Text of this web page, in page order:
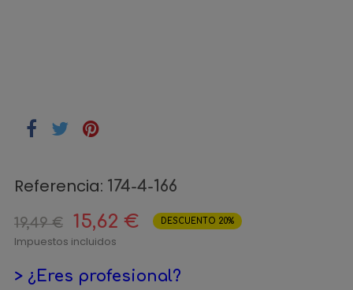
Referencia: 174-4-166
19,49 € 15,62 € DESCUENTO 20%
Impuestos incluidos
> ¿Eres profesional?